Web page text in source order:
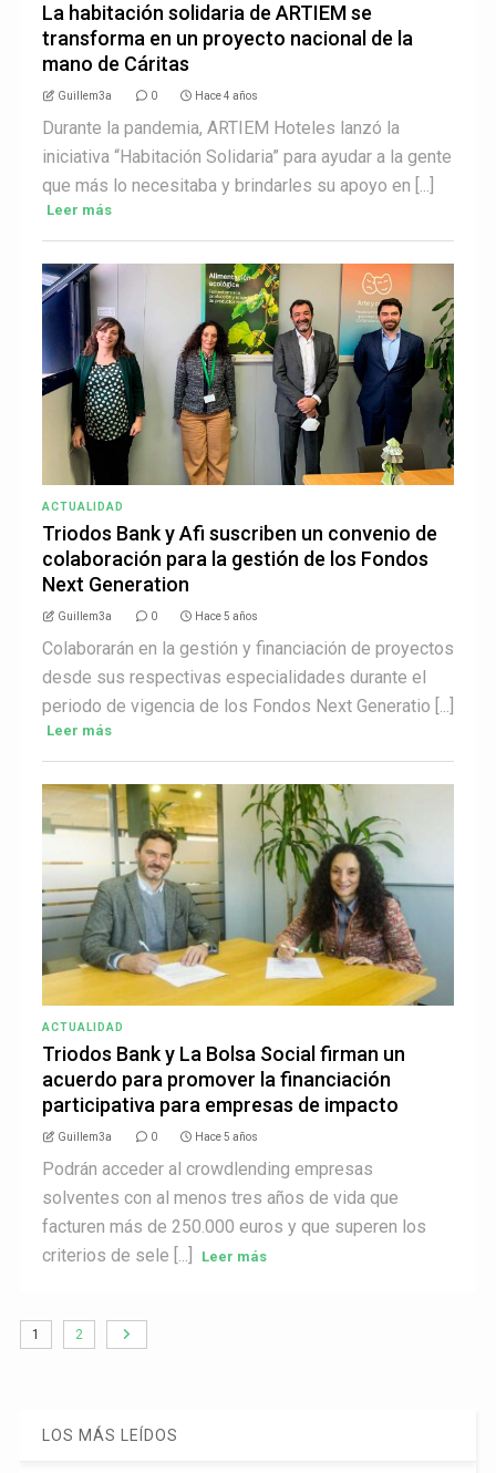
La habitación solidaria de ARTIEM se
transforma en un proyecto nacional de la
mano de Cáritas
Guillem3a 0 Hace 4 años
Durante la pandemia, ARTIEM Hoteles lanzó la
iniciativa “Habitación Solidaria” para ayudar a la gente
que más lo necesitaba y brindarles su apoyo en [...]
Leer más
ACTUALIDAD
Triodos Bank y Afi suscriben un convenio de
colaboración para la gestión de los Fondos
Next Generation
Guillem3a 0 Hace 5 años
Colaborarán en la gestión y financiación de proyectos
desde sus respectivas especialidades durante el
periodo de vigencia de los Fondos Next Generatio [...]
Leer más
ACTUALIDAD
Triodos Bank y La Bolsa Social firman un
acuerdo para promover la financiación
participativa para empresas de impacto
Guillem3a 0 Hace 5 años
Podrán acceder al crowdlending empresas
solventes con al menos tres años de vida que
facturen más de 250.000 euros y que superen los
criterios de sele [...]
Leer más
1 2
LOS MÁS LEÍDOS